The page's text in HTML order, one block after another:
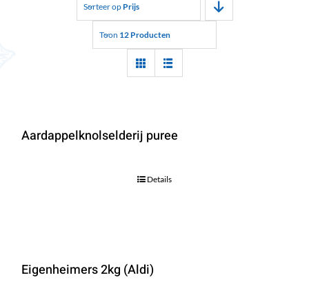
Sorteer op Prijs
Toon 12 Producten
Aardappelknolselderij puree
Details
Eigenheimers 2kg (Aldi)